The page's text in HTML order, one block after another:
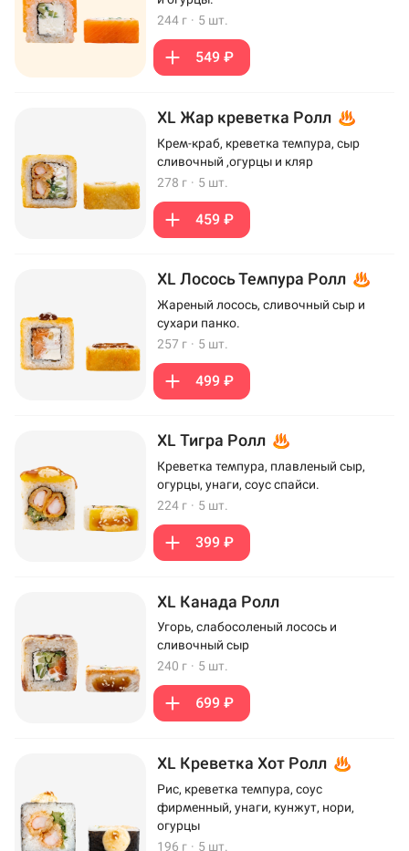
244 г · 5 шт.
549 ₽
XL Жар креветка Ролл
Крем-краб, креветка темпура, сыр
сливочный ,огурцы и кляр
278 г · 5 шт.
459 ₽
XL Лосось Темпура Ролл
Жареный лосось, сливочный сыр и
сухари панко.
257 г · 5 шт.
499 ₽
XL Тигра Ролл
Креветка темпура, плавленый сыр,
огурцы, унаги, соус спайси.
224 г · 5 шт.
399 ₽
XL Канада Ролл
Угорь, слабосоленый лосось и
сливочный сыр
240 г · 5 шт.
699 ₽
XL Креветка Хот Ролл
Рис, креветка темпура, соус
фирменный, унаги, кунжут, нори,
огурцы
196 г · 5 шт.